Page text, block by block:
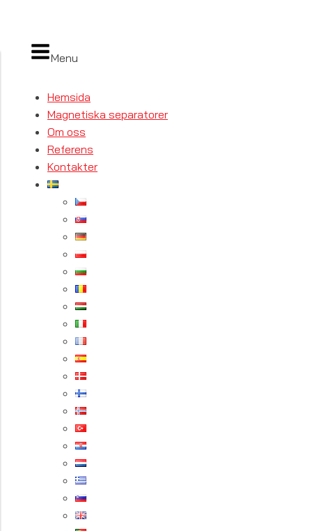
Menu
Hemsida
Magnetiska separatorer
Om oss
Referens
Kontakter